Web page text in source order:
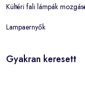
Kültéri fali lámpák
Lampaernyők
Gyakran keresett